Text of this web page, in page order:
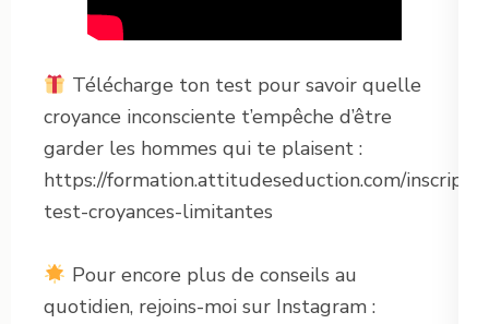
Télécharge ton test pour savoir quelle
croyance inconsciente t’empêche d’être
garder les hommes qui te plaisent :
https://formation.attitudeseduction.com/
test-croyances-limitantes
Pour encore plus de conseils au
quotidien, rejoins-moi sur Instagram :